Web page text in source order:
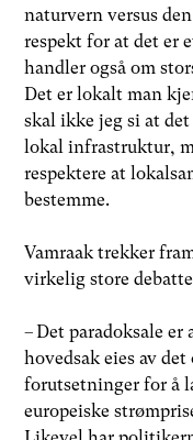
naturvern versus
respekt for at det er
handler også om
Det er lokalt man
skal ikke jeg si at
lokal infrastruktur,
respektere at
bestemme.
Vamraak trekker
virkelig store
– Det paradoksale
hovedsak eies av
forutsetninger for å
europeiske